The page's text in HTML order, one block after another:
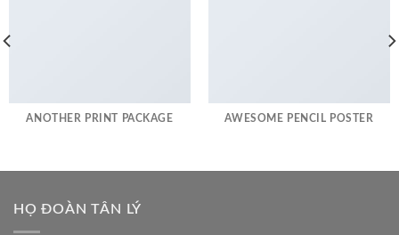
ANOTHER PRINT PACKAGE AWESOME PENCIL POSTER
HỌ ĐOÀN TÂN LÝ